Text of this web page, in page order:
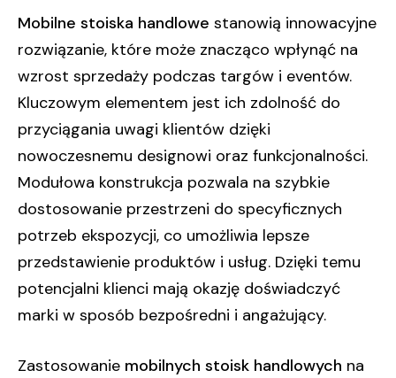
Mobilne stoiska handlowe stanowią innowacyjne
rozwiązanie, które może znacząco wpłynąć na
wzrost sprzedaży podczas targów i eventów.
Kluczowym elementem jest ich zdolność do
przyciągania uwagi klientów dzięki
nowoczesnemu designowi oraz funkcjonalności.
Modułowa konstrukcja pozwala na szybkie
dostosowanie przestrzeni do specyficznych
potrzeb ekspozycji, co umożliwia lepsze
przedstawienie produktów i usług. Dzięki temu
potencjalni klienci mają okazję doświadczyć
marki w sposób bezpośredni i angażujący.
Zastosowanie mobilnych stoisk handlowych na